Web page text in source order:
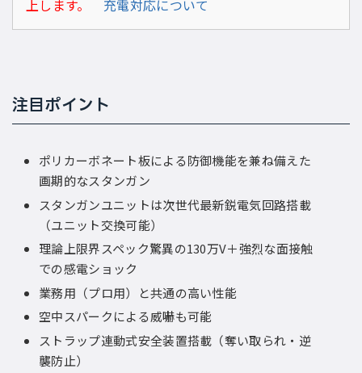
上します。 充電対応について
注目ポイント
ポリカーボネート板による防御機能を兼ね備えた
画期的なスタンガン
スタンガンユニットは次世代最新鋭電気回路搭載
（ユニット交換可能）
理論上限界スペック驚異の130万V＋強烈な面接触
での感電ショック
業務用（プロ用）と共通の高い性能
空中スパークによる威嚇も可能
ストラップ連動式安全装置搭載（奪い取られ・逆
襲防止）